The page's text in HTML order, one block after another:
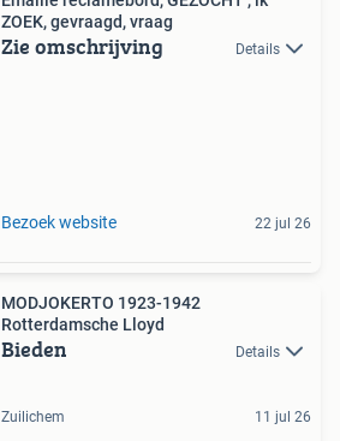
ZOEK, gevraagd, vraag
Zie omschrijving Details
Bezoek website 22 jul 26
MODJOKERTO 1923-1942
Rotterdamsche Lloyd
Bieden Details
Zuilichem 11 jul 26